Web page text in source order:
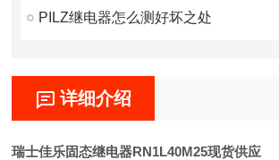
PILZ继电器怎么测好坏之处
详细介绍
瑞士佳乐固态继电器RN1L40M25现货供应